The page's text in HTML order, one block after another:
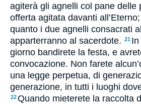
agiterà gli agnelli col pane delle
offerta agitata davanti
quanto i due agnelli consacrati
apparterranno al sacerdote. 21
giorno bandirete la festa, e
convocazione. Non farete
una legge perpetua, di
generazione, in tutti i luoghi
22Quando mieterete la raccolta